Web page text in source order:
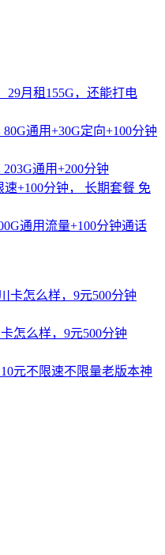
29月租155G，还能打电
通用+30G定向+100分钟
通用+200分钟
速+100分钟， 长期套餐 免
通用流量+100分钟通话
卡怎么样，9元500分钟
怎么样，9元500分钟
元不限速不限量老版本神